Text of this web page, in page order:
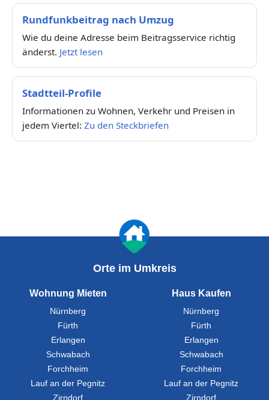
Rundfunkbeitrag nach Umzug
Wie du deine Adresse beim Beitragsservice richtig
änderst. Jetzt lesen
Stadtteil-Profile
Informationen zu Wohnen, Verkehr und Preisen in
jedem Viertel: Zu den Steckbriefen
Orte im Umkreis
Wohnung Mieten
Nürnberg
Fürth
Erlangen
Schwabach
Forchheim
Lauf an der Pegnitz
Zirndorf
Haus Kaufen
Nürnberg
Fürth
Erlangen
Schwabach
Forchheim
Lauf an der Pegnitz
Zirndorf